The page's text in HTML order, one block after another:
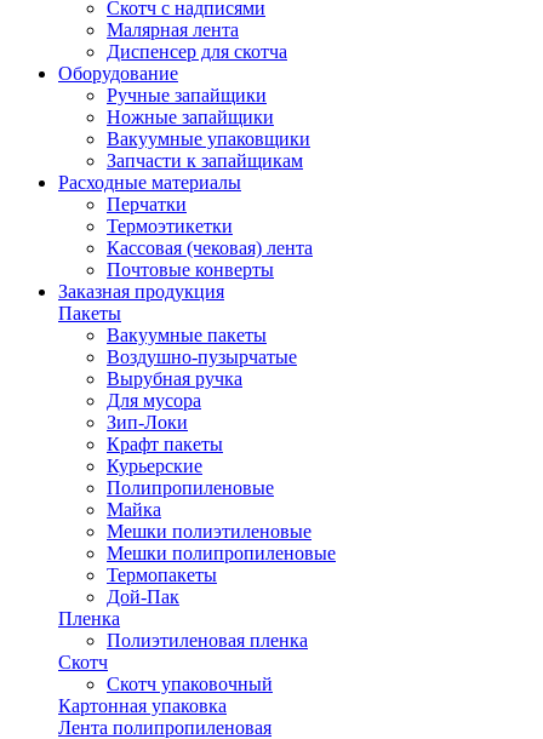
Скотч с надписями
Малярная лента
Диспенсер для скотча
Оборудование
Ручные запайщики
Ножные запайщики
Вакуумные упаковщики
Запчасти к запайщикам
Расходные материалы
Перчатки
Термоэтикетки
Кассовая (чековая) лента
Почтовые конверты
Заказная продукция
Пакеты
Вакуумные пакеты
Воздушно-пузырчатые
Вырубная ручка
Для мусора
Зип-Локи
Крафт пакеты
Курьерские
Полипропиленовые
Майка
Мешки полиэтиленовые
Мешки полипропиленовые
Термопакеты
Дой-Пак
Пленка
Полиэтиленовая пленка
Скотч
Скотч упаковочный
Картонная упаковка
Лента полипропиленовая